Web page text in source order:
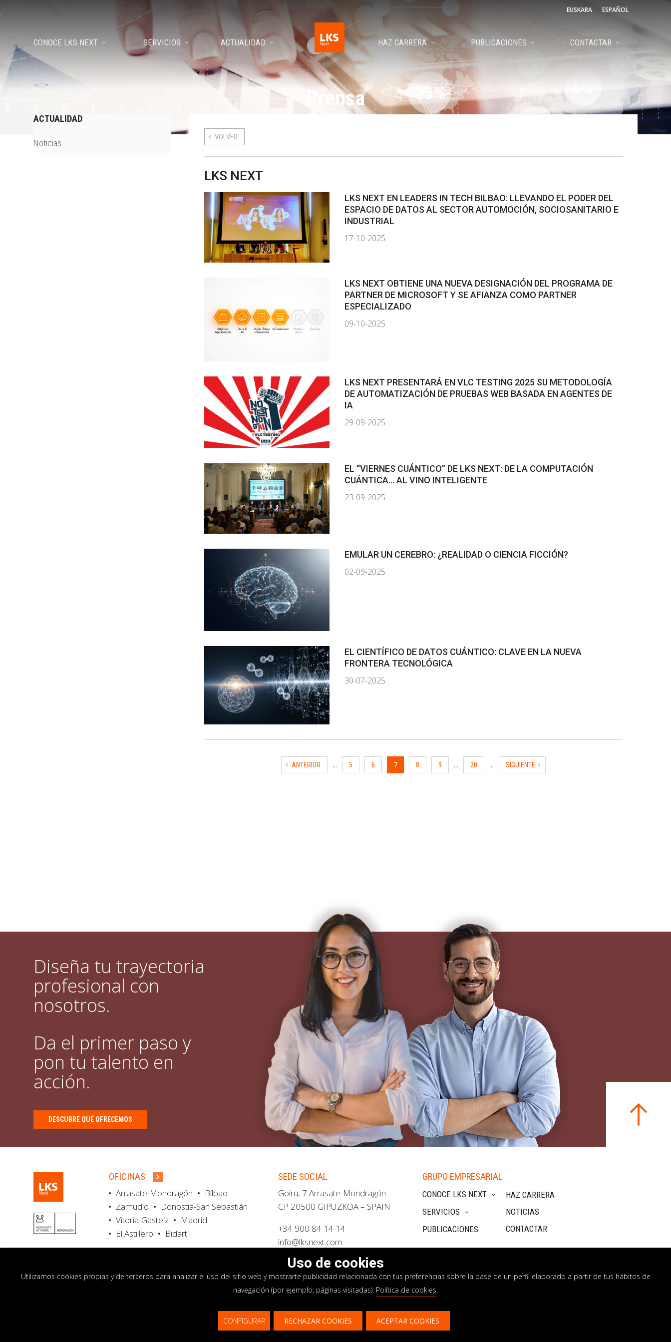
EUSKARA ESPAÑOL
CONOCE LKS NEXT SERVICIOS ACTUALIDAD HAZ CARRERA PUBLICACIONES CONTACTAR
Prensa
VOLVER
LKS NEXT
LKS NEXT EN LEADERS IN TECH BILBAO: LLEVANDO EL PODER DEL
ESPACIO DE DATOS AL SECTOR AUTOMOCIÓN, SOCIOSANITARIO E
INDUSTRIAL
17-10-2025
LKS NEXT OBTIENE UNA NUEVA DESIGNACIÓN DEL PROGRAMA DE
PARTNER DE MICROSOFT Y SE AFIANZA COMO PARTNER
ESPECIALIZADO
09-10-2025
LKS NEXT PRESENTARÁ EN VLC TESTING 2025 SU METODOLOGÍA
DE AUTOMATIZACIÓN DE PRUEBAS WEB BASADA EN AGENTES DE
IA
29-09-2025
EL “VIERNES CUÁNTICO” DE LKS NEXT: DE LA COMPUTACIÓN
CUÁNTICA… AL VINO INTELIGENTE
23-09-2025
EMULAR UN CEREBRO: ¿REALIDAD O CIENCIA FICCIÓN?
02-09-2025
EL CIENTÍFICO DE DATOS CUÁNTICO: CLAVE EN LA NUEVA
FRONTERA TECNOLÓGICA
30-07-2025
ANTERIOR ... 5 6 7 8 9 ... 20 ... SIGUIENTE
ACTUALIDAD
Noticias
Diseña tu trayectoria
profesional con
nosotros.
Da el primer paso y
pon tu talento en
acción.
DESCUBRE QUÉ OFRECEMOS
OFICINAS
Arrasate-Mondragón
Bilbao
Zamudio
Donostia-San Sebastián
Vitoria-Gasteiz
Madrid
El Astillero
Bidart
SEDE SOCIAL
Goiru, 7 Arrasate-Mondragón
CP 20500 GIPUZKOA – SPAIN
+34 900 84 14 14
info@lksnext.com
GRUPO EMPRESARIAL
CONOCE LKS NEXT
SERVICIOS
PUBLICACIONES
HAZ CARRERA
NOTICIAS
CONTACTAR
Portal de privacidad Política de cookies Sistema interno información
¿Te gustaría saber más sobre nuestros servicios?
Uso de cookies
Utilizamos cookies propias y de terceros para analizar el uso del sitio web y mostrarte publicidad relacionada con tus preferencias sobre la base de un perfil elaborado a partir de tus hábitos de
navegación (por ejemplo, páginas visitadas). Política de cookies.
CONFIGURAR RECHAZAR COOKIES ACEPTAR COOKIES